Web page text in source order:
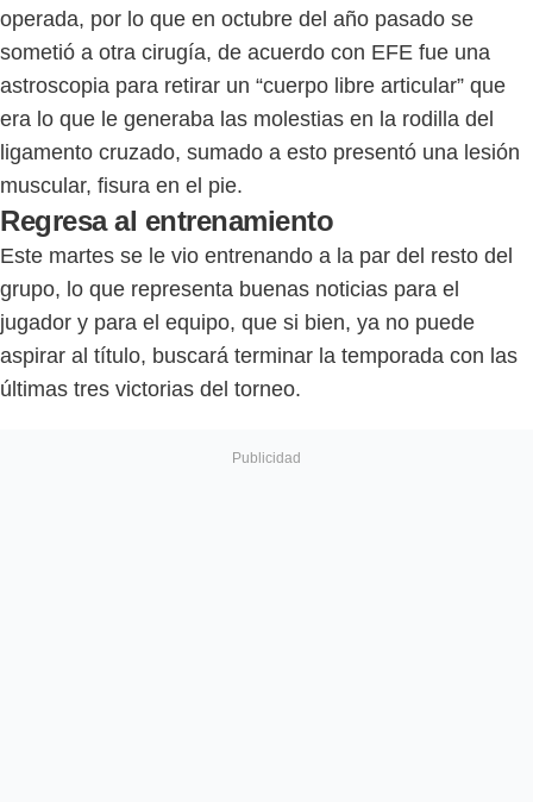
operada, por lo que en octubre del año pasado se
sometió a otra cirugía, de acuerdo con EFE fue una
astroscopia para retirar un “cuerpo libre articular” que
era lo que le generaba las molestias en la rodilla del
ligamento cruzado, sumado a esto presentó una lesión
muscular, fisura en el pie.
Regresa al entrenamiento
Este martes se le vio entrenando a la par del resto del
grupo, lo que representa buenas noticias para el
jugador y para el equipo, que si bien, ya no puede
aspirar al título, buscará terminar la temporada con las
últimas tres victorias del torneo.